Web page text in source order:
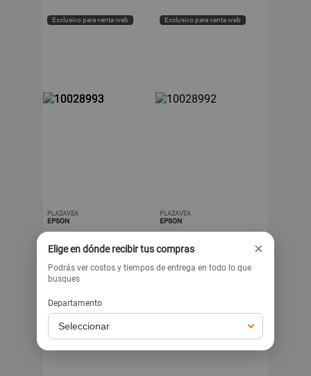
Exclusivo para venta web Exclusivo para venta web
PLAZAVEA
EPSON
Tinta EPSON Negro
L3110 T544120 Botella
1un
s/ 42.90
Exclusivo para venta web
PLAZAVEA
EPSON
Tinta EPSON Magenta
L3110 T544320 Botella
.90
Elige en dónde recibir tus compras ×
Podrás ver costos y tiempos de entrega en todo lo que
busques
Departamento